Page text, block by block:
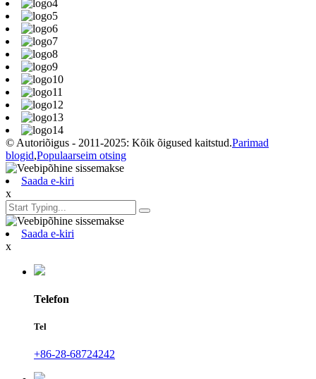
© Autoriõigus - 2011-2025: Kõik õigused kaitstud.Parimad
blogid,Populaarseim otsing
Saada e-kiri
x
Saada e-kiri
x
Telefon
Tel
+86-28-68724242